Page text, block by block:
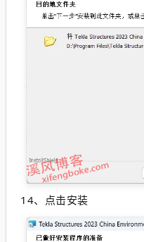
14、点击安装